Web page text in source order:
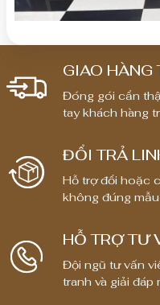
GIAO HÀNG
Đóng gói cẩn
tay khách hàng
ĐỔI TRẢ
Hỗ trợ đổi hoặc
không đúng
HỖ TRỢ TƯ
Đội ngũ tư vấn
tranh và giải đáp